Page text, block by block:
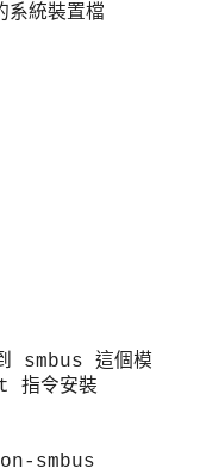
統裝置檔
smbus 這個模
指令安裝
smbus